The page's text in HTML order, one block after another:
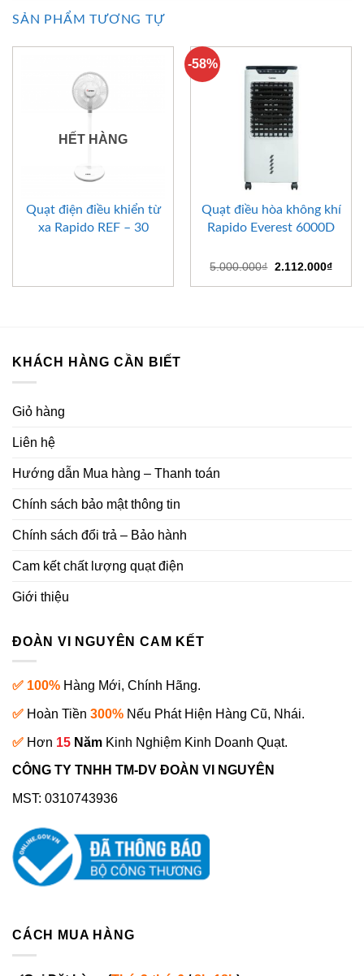
SẢN PHẨM TƯƠNG TỰ
HẾT HÀNG
Quạt điện điều khiển từ
xa Rapido REF – 30
-58%
Quạt điều hòa không khí
Rapido Everest 6000D
5.000.000₫ Giá
là:
2.112.000₫Giá
tại
KHÁCH HÀNG CẦN BIẾT
Giỏ hàng
Liên hệ
Hướng dẫn Mua hàng – Thanh toán
Chính sách bảo mật thông tin
Chính sách đổi trả – Bảo hành
Cam kết chất lượng quạt điện
Giới thiệu
ĐOÀN VI NGUYÊN CAM KẾT
✅ 100% Hàng Mới, Chính Hãng.
✅ Hoàn Tiền 300% Nếu Phát Hiện Hàng Cũ, Nhái.
✅ Hơn 15 Năm Kinh Nghiệm Kinh Doanh Quạt.
CÔNG TY TNHH TM-DV ĐOÀN VI NGUYÊN
MST: 0310743936
CÁCH MUA HÀNG